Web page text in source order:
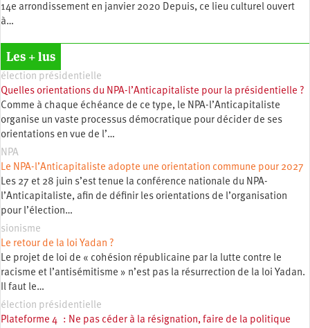
14e arrondissement en janvier 2020 Depuis, ce lieu culturel ouvert
à…
Les + lus
élection présidentielle
Quelles orientations du NPA-l’Anticapitaliste pour la présidentielle ?
Comme à chaque échéance de ce type, le NPA-l’Anticapitaliste
organise un vaste processus démocratique pour décider de ses
orientations en vue de l’…
NPA
Le NPA-l’Anticapitaliste adopte une orientation commune pour 2027
Les 27 et 28 juin s’est tenue la conférence nationale du NPA-
l’Anticapitaliste, afin de définir les orientations de l’organisation
pour l’élection…
sionisme
Le retour de la loi Yadan ?
Le projet de loi de « cohésion républicaine par la lutte contre le
racisme et l’antisémitisme » n’est pas la résurrection de la loi Yadan.
Il faut le…
élection présidentielle
Plateforme 4 : Ne pas céder à la résignation, faire de la politique